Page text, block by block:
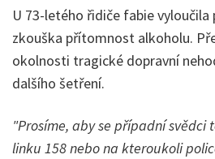
U 73-letého řidiče fabie vyloučila
zkouška přítomnost alkoholu.
okolnosti tragické dopravní
dalšího šetření.
"Prosíme, aby se případní svědci
linku 158 nebo na kteroukoli